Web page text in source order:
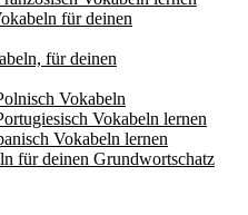
für deinen
für deinen
Vokabeln
Vokabeln lernen
Vokabeln lernen
für deinen Grundwortschatz